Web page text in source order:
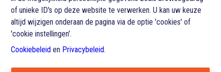
of unieke ID's op deze website te verwerken. U kan uw keuze
altijd wijzigen onderaan de pagina via de optie 'cookies' of
'cookie instellingen'.
Cookiebeleid en Privacybeleid.